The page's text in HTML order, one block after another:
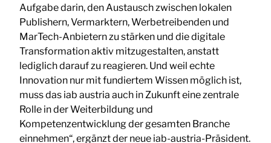
Aufgabe darin, den Austausch zwischen lokalen
Publishern, Vermarktern, Werbetreibenden und
MarTech-Anbietern zu stärken und die digitale
Transformation aktiv mitzugestalten, anstatt
lediglich darauf zu reagieren. Und weil echte
Innovation nur mit fundiertem Wissen möglich ist,
muss das iab austria auch in Zukunft eine zentrale
Rolle in der Weiterbildung und
Kompetenzentwicklung der gesamten Branche
einnehmen“, ergänzt der neue iab-austria-Präsident.